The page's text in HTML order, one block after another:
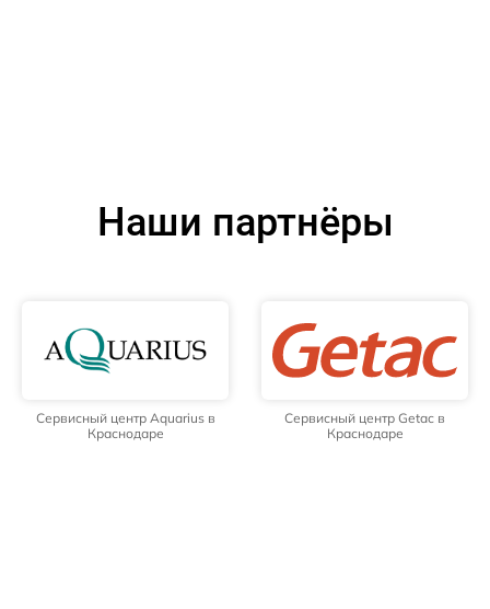
Наши партнёры
Сервисный центр Aquarius в
Краснодаре
Сервисный центр Getac в
Краснодаре